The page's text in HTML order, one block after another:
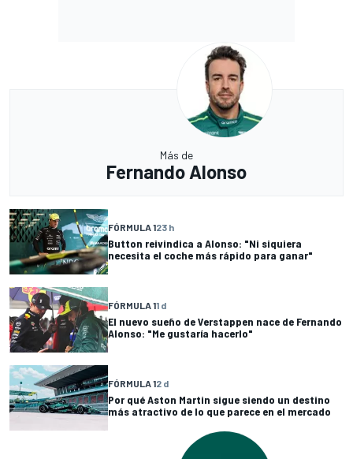
Más de
Fernando Alonso
FÓRMULA 123 h
Button reivindica a Alonso: "Ni siquiera
necesita el coche más rápido para ganar"
FÓRMULA 11 d
El nuevo sueño de Verstappen nace de Fernando
Alonso: "Me gustaría hacerlo"
FÓRMULA 12 d
Por qué Aston Martin sigue siendo un destino
más atractivo de lo que parece en el mercado